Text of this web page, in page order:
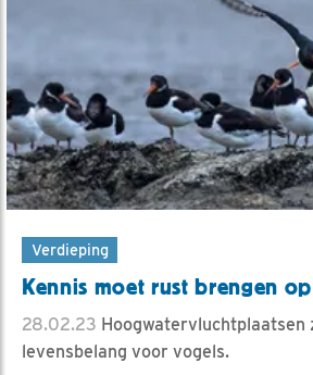
Verdieping
Kennis moet rust brengen op
28.02.23 Hoogwatervluchtplaatsen
levensbelang voor vogels.